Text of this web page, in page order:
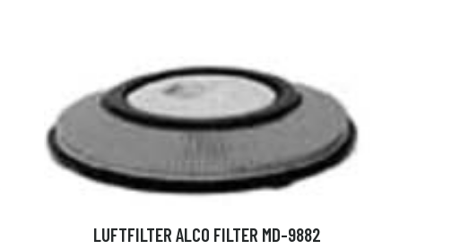
LUFTFILTER ALCO FILTER MD-9882